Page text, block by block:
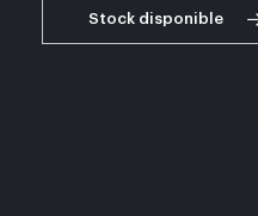
Stock disponible